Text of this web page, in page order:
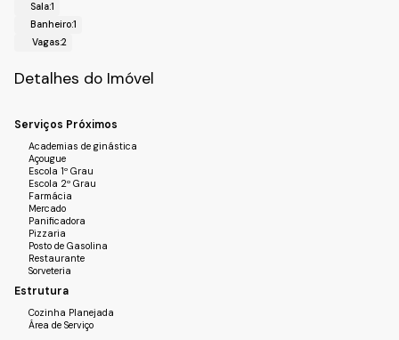
Sala:1
Banheiro:1
Vagas:2
Detalhes do Imóvel
Serviços Próximos
Academias de ginástica
Açougue
Escola 1º Grau
Escola 2º Grau
Farmácia
Mercado
Panificadora
Pizzaria
Posto de Gasolina
Restaurante
Sorveteria
Estrutura
Cozinha Planejada
Área de Serviço